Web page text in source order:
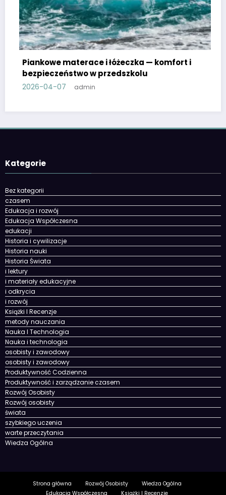
— komfort i
materiały plastyczne
Kategorie
Bez kategorii
czasem
Edukacja i rozwój
Edukacja Współczesna
edukacji
Historia i cywilizacje
Historia nauki
Historia Świata
i lektury
i materiały edukacyjne
i odkrycia
i rozwój
Książki I Recenzje
metody nauczania
Nauka I Technologia
Nauka i technologia
osobisty i zawodowy
osobisty i zawodowy
Produktywność Codzienna
Produktywność i zarządzanie czasem
Rozwój Osobisty
Rozwój osobisty